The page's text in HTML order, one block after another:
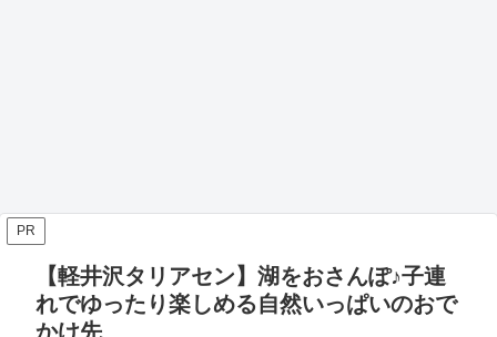
PR
【軽井沢タリアセン】湖をおさんぽ♪子連
れでゆったり楽しめる自然いっぱいのおで
かけ先